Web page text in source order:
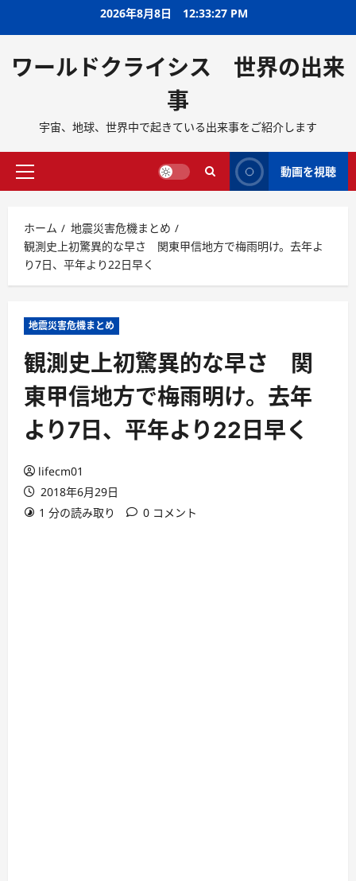
2026年8月8日 12:33:28 PM
ワールドクライシス 世界の出来
事
宇宙、地球、世界中で起きている出来事をご紹介します
動画を視聴
ホーム
地震災害危機まとめ
観測史上初驚異的な早さ 関東甲信地方で梅雨明け。去年よ
り7日、平年より22日早く
地震災害危機まとめ
観測史上初驚異的な早さ 関
東甲信地方で梅雨明け。去年
より7日、平年より22日早く
lifecm01
2018年6月29日
1 分の読み取り
0 コメント